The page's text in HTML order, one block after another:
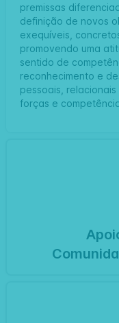
premissas
definição de novos
exequíveis,
promovendo uma
sentido de
reconhecimento e
pessoais,
forças e